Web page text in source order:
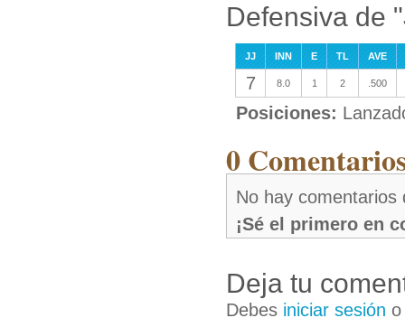
Defensiva de
JJ INN E TL AVE
7 8.0 1 2 .500
Posiciones:
0
No hay comentarios
¡Sé el primero en
Deja tu
Debes iniciar sesión